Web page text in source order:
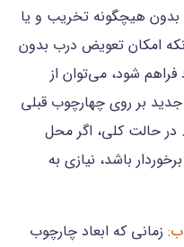
هیچگونه تخریب و یا
امکان تعویض درب بدون
شود، می‌توان از
بر روی چهارچوب قبلی
حالت کلی، اگر محل
باشد، نیازی به
زمانی که ابعاد چارچوب